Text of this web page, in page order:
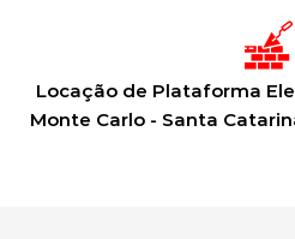
Locação de Plataforma
Monte Carlo - Santa